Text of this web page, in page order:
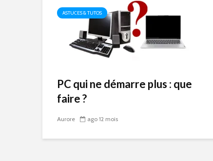
ASTUCES & TUTOS
PC qui ne démarre plus : que
faire ?
Aurore ago 12 mois